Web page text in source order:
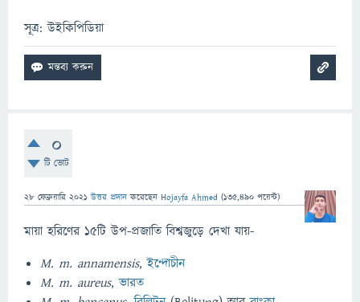
সূত্র: উইকিপিডিয়া
0
টি ভোট
28 ফেব্রুয়ারি 2021 উত্তর প্রদান করেছেন Hojayfa Ahmed (135,490 পয়েন্ট)
মায়া হরিণের ১৫টি উপ-প্ৰজাতি বিশ্বজুড়ে দেখা যায়-
M. m. annamensis,ইন্দোচীন
M. m. aureus,ভারত